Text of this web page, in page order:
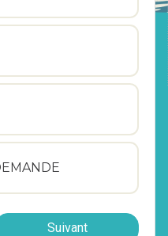
Suivant